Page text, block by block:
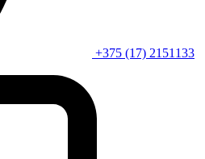
+375 (17) 2151133